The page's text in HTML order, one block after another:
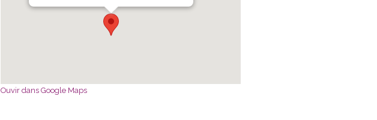
Ouvir dans Google Maps